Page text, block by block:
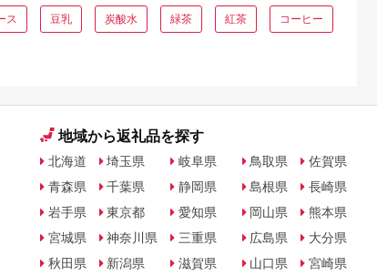
ス 豆乳 炭酸水 緑茶 紅茶 コーヒー
地域から返礼品を探す
北海道
青森県
岩手県
宮城県
秋田県
埼玉県
千葉県
東京都
神奈川県
新潟県
岐阜県
静岡県
愛知県
三重県
滋賀県
鳥取県
島根県
岡山県
広島県
山口県
佐賀県
長崎県
熊本県
大分県
宮崎県